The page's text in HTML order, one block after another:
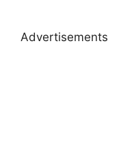
Advertisements